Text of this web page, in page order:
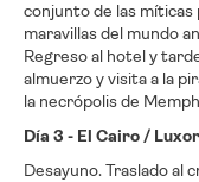
conjunto de las míticas
maravillas del mundo
Regreso al hotel y
almuerzo y visita a la
la necrópolis de
Día 3 - El Cairo /
Desayuno. Traslado al